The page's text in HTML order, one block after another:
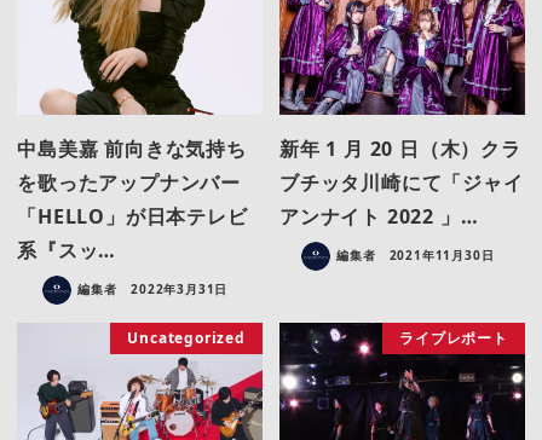
中島美嘉 前向きな気持ち
を歌ったアップナンバー
「HELLO」が日本テレビ
系『スッ…
編集者 2022年3月31日
新年 1 月 20 日（木）クラ
ブチッタ川崎にて「ジャイ
アンナイト 2022 」…
編集者 2021年11月30日
Uncategorized ライブレポート